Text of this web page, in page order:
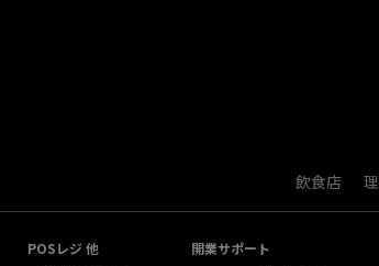
飲食店
POSレジ 他
開業サポート